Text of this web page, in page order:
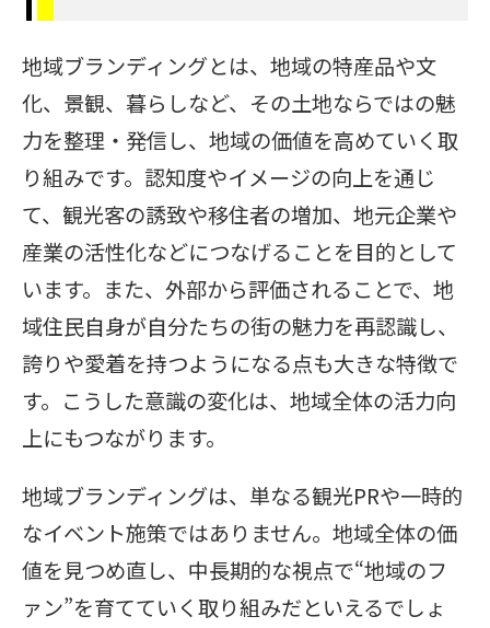
地域ブランディングとは、地域の特産品や文
化、景観、暮らしなど、その土地ならではの魅
力を整理・発信し、地域の価値を高めていく取
り組みです。認知度やイメージの向上を通じ
て、観光客の誘致や移住者の増加、地元企業や
産業の活性化などにつなげることを目的として
います。また、外部から評価されることで、地
域住民自身が自分たちの街の魅力を再認識し、
誇りや愛着を持つようになる点も大きな特徴で
す。こうした意識の変化は、地域全体の活力向
上にもつながります。
地域ブランディングは、単なる観光PRや一時的
なイベント施策ではありません。地域全体の価
値を見つめ直し、中長期的な視点で“地域のフ
ァン”を育てていく取り組みだといえるでしょ